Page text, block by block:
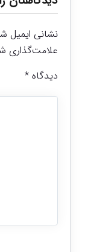
نشانی ایمیل
علامت‌گذاری
دیدگاه*